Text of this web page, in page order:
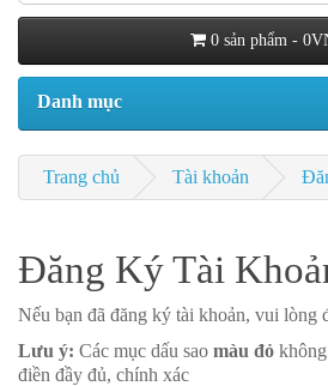
0 sản phẩm -
Danh mục
Trang chủ Tài khoản
Đăng Ký Tài
Nếu bạn đã đăng ký tài khoản, vui lòng
Lưu ý: Các mục dấu sao màu đỏ
điền đầy đủ, chính xác